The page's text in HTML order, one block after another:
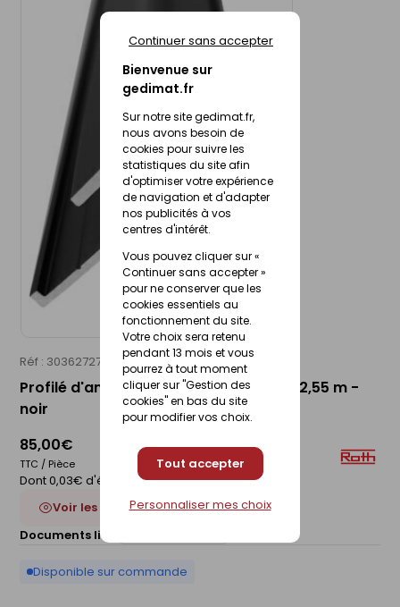
Bienvenue sur
gedimat.fr
Sur notre site gedimat.fr,
nous avons besoin de
cookies pour suivre les
statistiques du site afin
d'optimiser votre expérience
de navigation et d'adapter
nos publicités à vos
centres d'intérêt.
Vous pouvez cliquer sur «
Continuer sans accepter »
pour ne conserver que les
cookies essentiels au
fonctionnement du site.
Votre choix sera retenu
pendant 13 mois et vous
pourrez à tout moment
cliquer sur "Gestion des
cookies" en bas du site
pour modifier vos choix.
Tout accepter
Continuer sans accepter
Personnaliser mes choix
Réf : 30362727 ROTH
Profilé d'angle extérieur 90° VIPANEL - 2,55 m -
noir
85,00€
TTC / Pièce
Dont 0,03€ d'éco-participation
Voir les 3 déclinaisons
Documents liés :
Disponible sur commande